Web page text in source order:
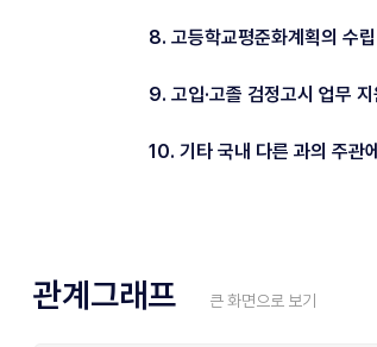
8. 고등학교평준화계획의 수
9. 고입·고졸 검정고시 업무 지
10. 기타 국내 다른 과의 주관
관계그래프 큰 화면으로 보기